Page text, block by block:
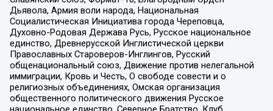
Дьявола, Армия воли народа, Национальная
Социалистическая Инициатива города Череповца,
Духовно-Родовая Держава Русь, Русское национальное
единство, Древнерусской Инглистической церкви
Православных Староверов-Инглингов, Русский
общенациональный союз, Движение против нелегальной
иммиграции, Кровь и Честь, О свободе совести и о
религиозных объединениях, Омская организация
общественного политического движения Русское